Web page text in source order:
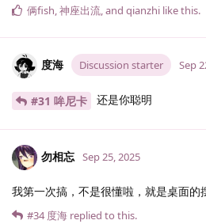
俩fish,神座出流, and qianzhi like this.
度海 Discussion starter Sep
#31 哞尼卡 还是你聪明
勿相忘 Sep 25, 2025
我第一次搞，不是很懂啦，就是桌面的
#34 度海 replied to this.